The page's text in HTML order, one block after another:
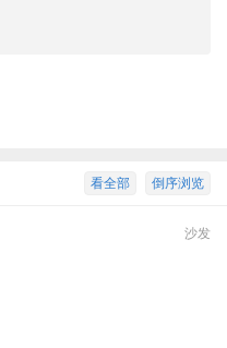
倒序浏览
看全部
沙发